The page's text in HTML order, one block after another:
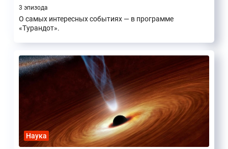
3 эпизода
О самых интересных событиях — в программе
«Турандот».
Наука